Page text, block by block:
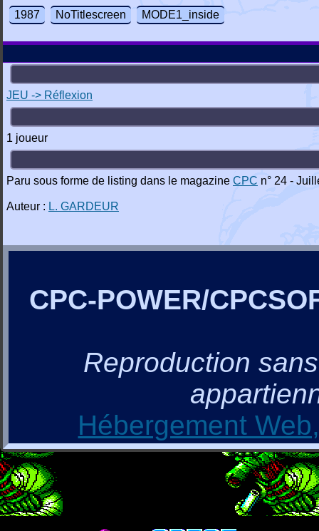
1987 NoTitlescreen MODE1_inside
JEU -> Réflexion
1 joueur
Paru sous forme de listing dans le magazine CPC n° 24 -
Auteur : L. GARDEUR
CPC-POWER/
Reproduction
Hébergement